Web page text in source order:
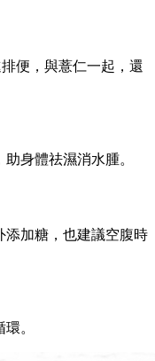
便，與薏仁一起，還
身體祛濕消水腫。
添加糖，也建議空腹時
。